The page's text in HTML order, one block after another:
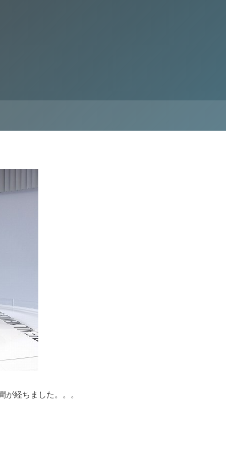
経ちました。。。